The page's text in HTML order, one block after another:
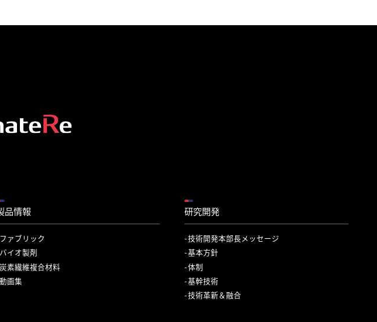
品情報
ファブリック
バイオ製剤
炭素繊維複合材料
動画集
研究開発
技術開発本部長メッセージ
基本方針
体制
基幹技術
技術革新＆融合